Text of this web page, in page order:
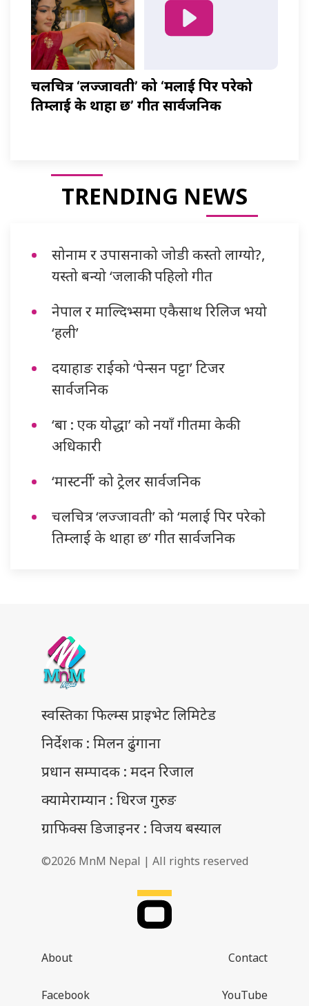
चलचित्र ‘लज्जावती’ को ‘मलाई पिर परेको
तिम्लाई के थाहा छ’ गीत सार्वजनिक
TRENDING NEWS
सोनाम र उपासनाको जोडी कस्तो लाग्यो?,
यस्तो बन्यो ‘जलाकी’ पहिलो गीत
नेपाल र माल्दिभ्समा एकैसाथ रिलिज भयो
‘हली’
दयाहाङ राईको ‘पेन्सन पट्टा’ टिजर
सार्वजनिक
‘बा : एक योद्धा’ को नयाँ गीतमा केकी
अधिकारी
‘मास्टर्नी’ को ट्रेलर सार्वजनिक
चलचित्र ‘लज्जावती’ को ‘मलाई पिर परेको
तिम्लाई के थाहा छ’ गीत सार्वजनिक
स्वस्तिका फिल्म्स प्राइभेट लिमिटेड
निर्देशक : मिलन ढुंगाना
प्रधान सम्पादक : मदन रिजाल
क्यामेराम्यान : धिरज गुरुङ
ग्राफिक्स डिजाइनर : विजय बस्याल
©2026 MnM Nepal | All rights reserved
About Contact
Facebook
YouTube